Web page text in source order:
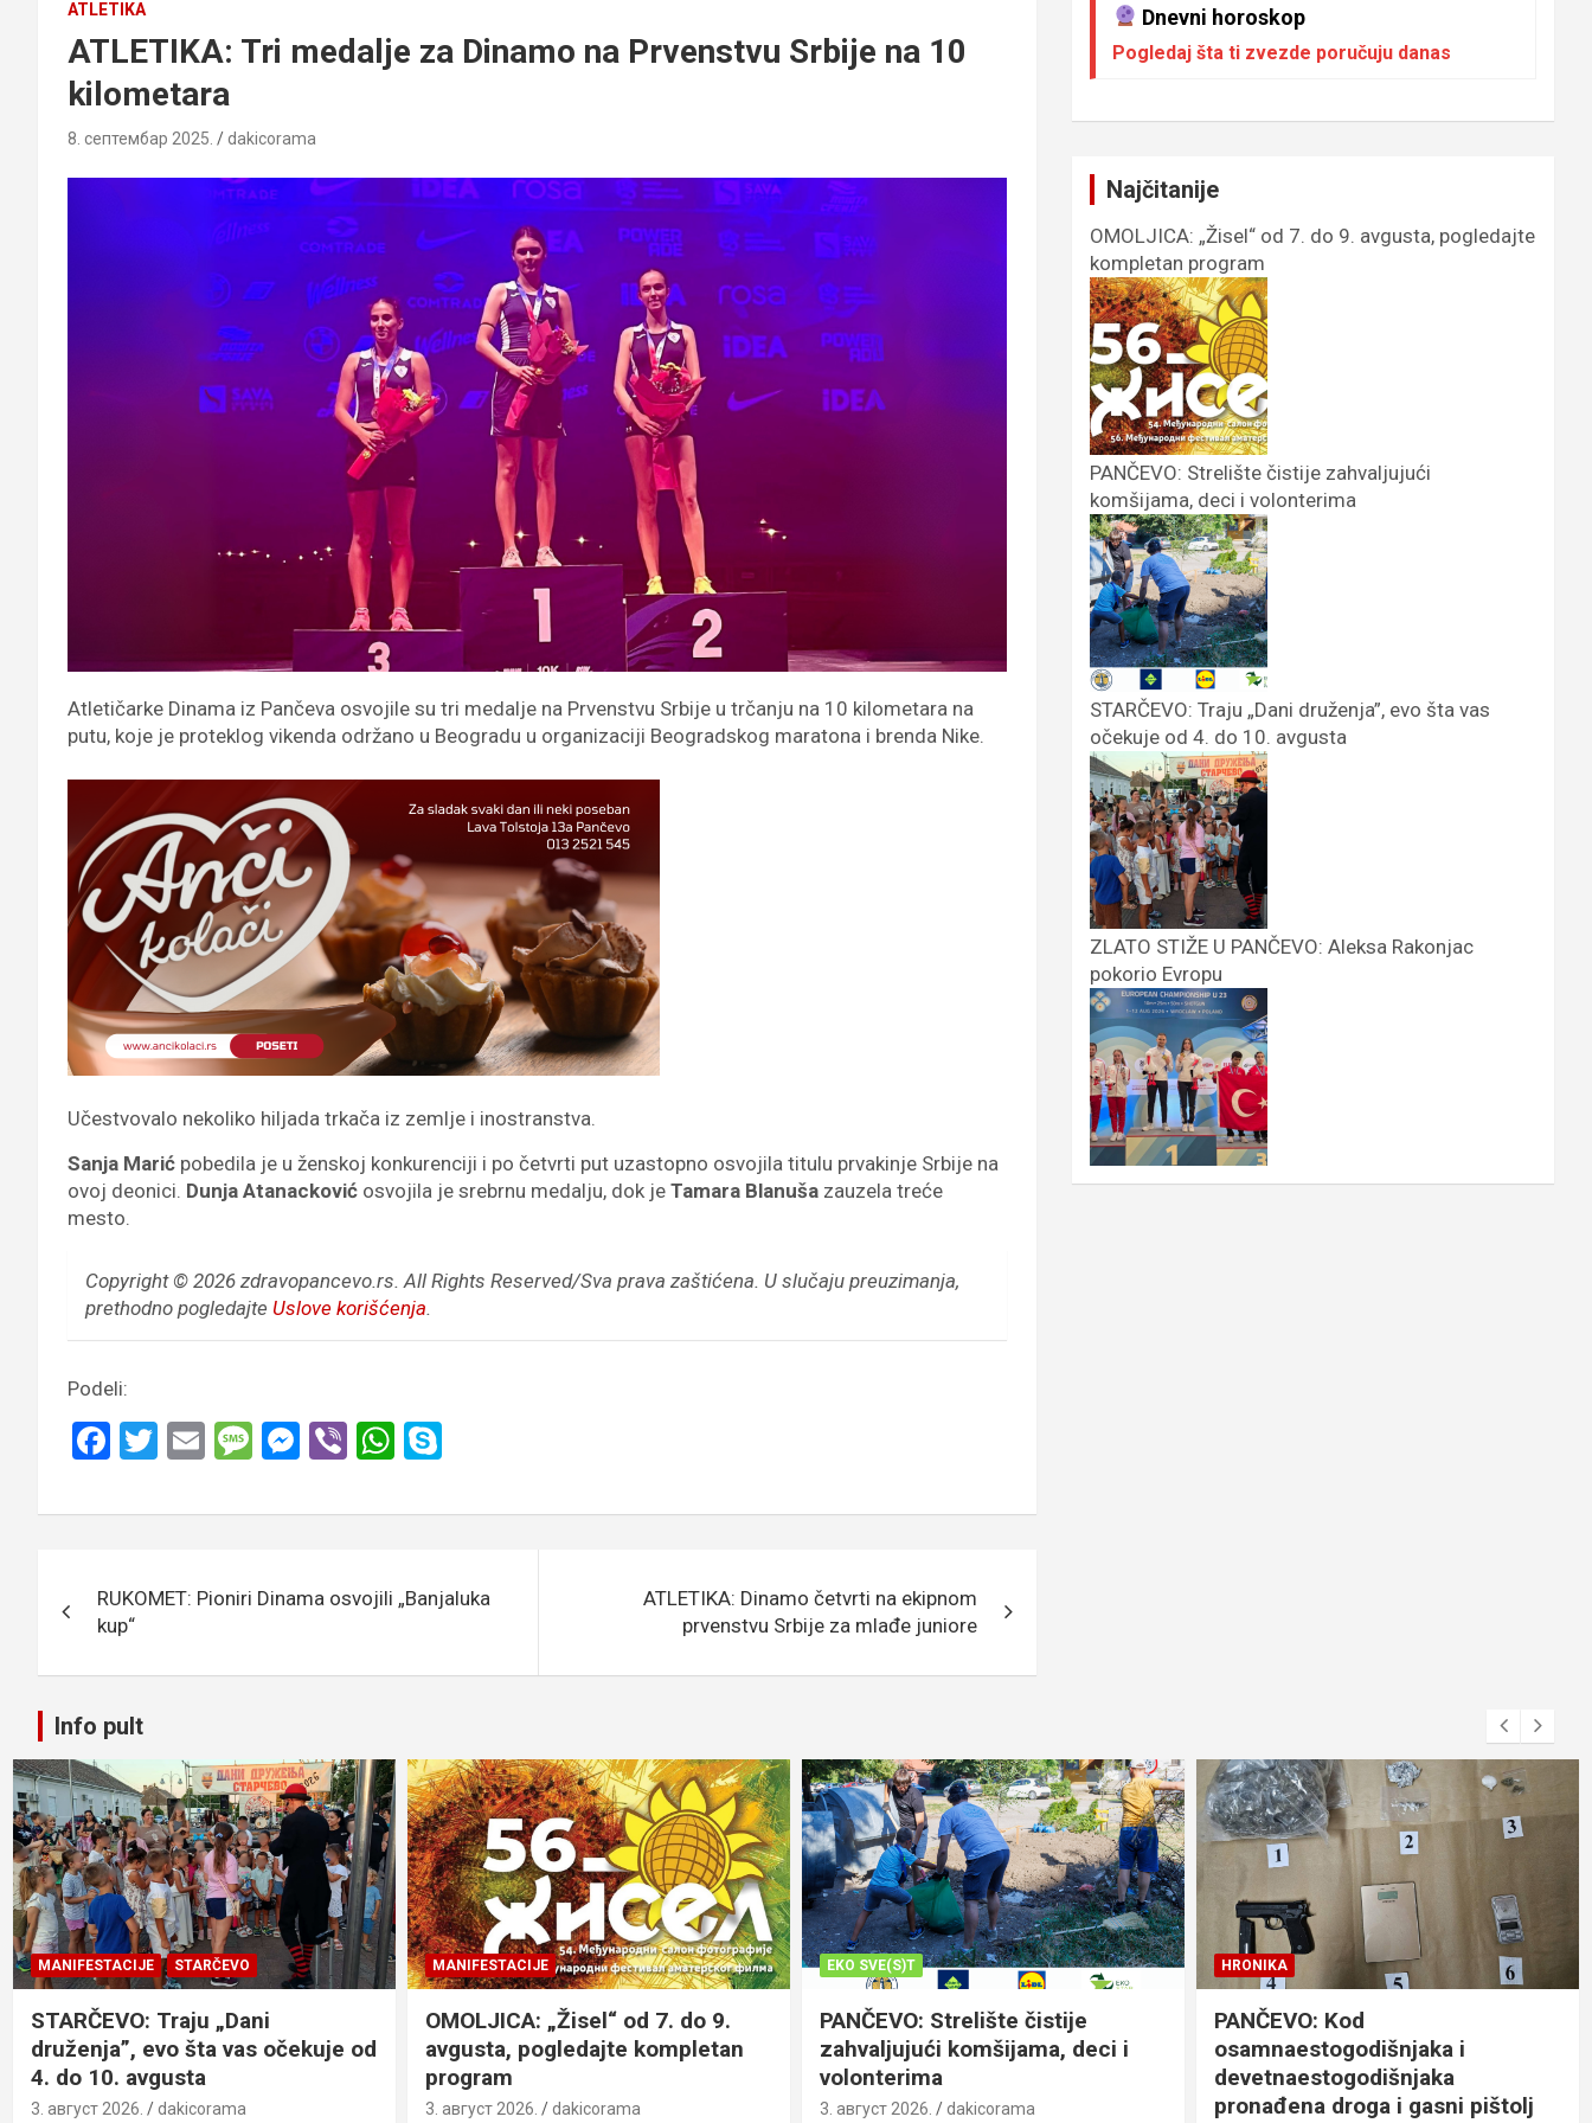
ATLETIKA
ATLETIKA: Tri medalje za Dinamo na Prvenstvu Srbije na 10
kilometara
8. септембар 2025. dakicorama
Atletičarke Dinama iz Pančeva osvojile su tri medalje na Prvenstvu Srbije u trčanju na 10 kilometara na
putu, koje je proteklog vikenda održano u Beogradu u organizaciji Beogradskog maratona i brenda Nike.
Učestvovalo nekoliko hiljada trkača iz zemlje i inostranstva.
Sanja Marić pobedila je u ženskoj konkurenciji i po četvrti put uzastopno osvojila titulu prvakinje Srbije na
ovoj deonici. Dunja Atanacković osvojila je srebrnu medalju, dok je Tamara Blanuša zauzela treće
mesto.
Copyright © 2026 zdravopancevo.rs. All Rights Reserved/Sva prava zaštićena. U slučaju preuzimanja,
prethodno pogledajte Uslove korišćenja.
Podeli:
F
ce
o
o
k
T
tt
E
ail
M
s
g
M
se
g
Vi
er
W
at
A
p
p
чланка
RUKOMET: Pioniri Dinama osvojili „Banjaluka
kup“
ATLETIKA: Dinamo četvrti na ekipnom
prvenstvu Srbije za mlađe juniore
Dnevni horoskop
Pogledaj šta ti zvezde poručuju danas
Najčitanije
OMOLJICA: „Žisel“ od 7. do 9. avgusta, pogledajte
kompletan program
PANČEVO: Strelište čistije zahvaljujući
komšijama, deci i volonterima
STARČEVO: Traju „Dani druženja”, evo šta vas
očekuje od 4. do 10. avgusta
ZLATO STIŽE U PANČEVO: Aleksa Rakonjac
pokorio Evropu
Info pult
MANIFESTACIJE STARČEVO
STARČEVO: Traju „Dani
druženja”, evo šta vas očekuje od
4. do 10. avgusta
3. август 2026. dakicorama
MANIFESTACIJE
OMOLJICA: „Žisel“ od 7. do 9.
avgusta, pogledajte kompletan
program
3. август 2026. dakicorama
EKO SVE(S)T
PANČEVO: Strelište čistije
zahvaljujući komšijama, deci i
volonterima
3. август 2026. dakicorama
HRONIKA
PANČEVO: Kod
osamnaestogodišnjaka i
devetnaestogodišnjaka
pronađena droga i gasni pištolj